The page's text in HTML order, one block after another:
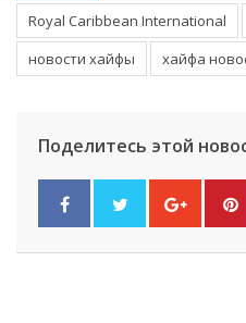
Royal Caribbean International
новости хайфы
хайфа
Поделитесь этой